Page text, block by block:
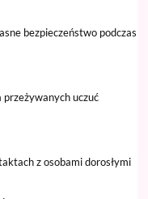
bezpieczeństwo podczas
przeżywanych uczuć
z osobami dorosłymi